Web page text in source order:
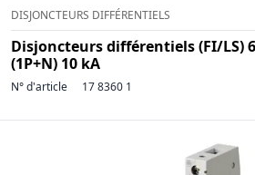
DISJONCTEURS DIFFÉRENTIELS
Disjoncteurs différentiels (FI/LS)
(1P+N) 10 kA
N° d'article 17 8360 1